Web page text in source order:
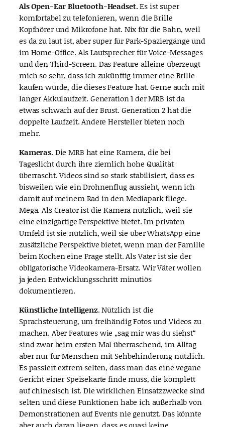
Als Open-Ear Bluetooth-Headset.Es ist super
komfortabel zu telefonieren, wenn die Brille
Kopfhörer und Mikrofone hat. Nix für die Bahn, weil
es da zu laut ist, aber super für Park-Spaziergänge und
im Home-Office. Als Lautsprecher für Voice-Messages
und den Third-Screen. Das Feature alleine überzeugt
mich so sehr, dass ich zukünftig immer eine Brille
kaufen würde, die dieses Feature hat. Gerne auch mit
langer Akkulaufzeit. Generation 1 der MRB ist da
etwas schwach auf der Brust. Generation 2 hat die
doppelte Laufzeit. Andere Hersteller bieten noch
mehr.
Kameras. Die MRB hat eine Kamera, die bei
Tageslicht durch ihre ziemlich hohe Qualität
überrascht. Videos sind so stark stabilisiert, dass es
bisweilen wie ein Drohnenflug aussieht, wenn ich
damit auf meinem Rad in den Mediapark fliege.
Mega. Als Creator ist die Kamera nützlich, weil sie
eine einzigartige Perspektive bietet. Im privaten
Umfeld ist sie nützlich, weil sie über WhatsApp eine
zusätzliche Perspektive bietet, wenn man der Familie
beim Kochen eine Frage stellt. Als Vater ist sie der
obligatorische Videokamera-Ersatz. Wir Väter wollen
ja jeden Entwicklungsschritt minutiös
dokumentieren.
Künstliche Intelligenz. Nützlich ist die
Sprachsteuerung, um freihändig Fotos und Videos zu
machen. Aber Features wie „sag mir was du siehst“
sind zwar beim ersten Mal überraschend, im Alltag
aber nur für Menschen mit Sehbehinderung nützlich.
Es passiert extrem selten, dass man das eine vegane
Gericht einer Speisekarte finde muss, die komplett
auf chinesisch ist. Die wirklichen Einsatzzwecke sind
selten und diese Funktionen habe ich außerhalb von
Demonstrationen auf Events nie genutzt. Das könnte